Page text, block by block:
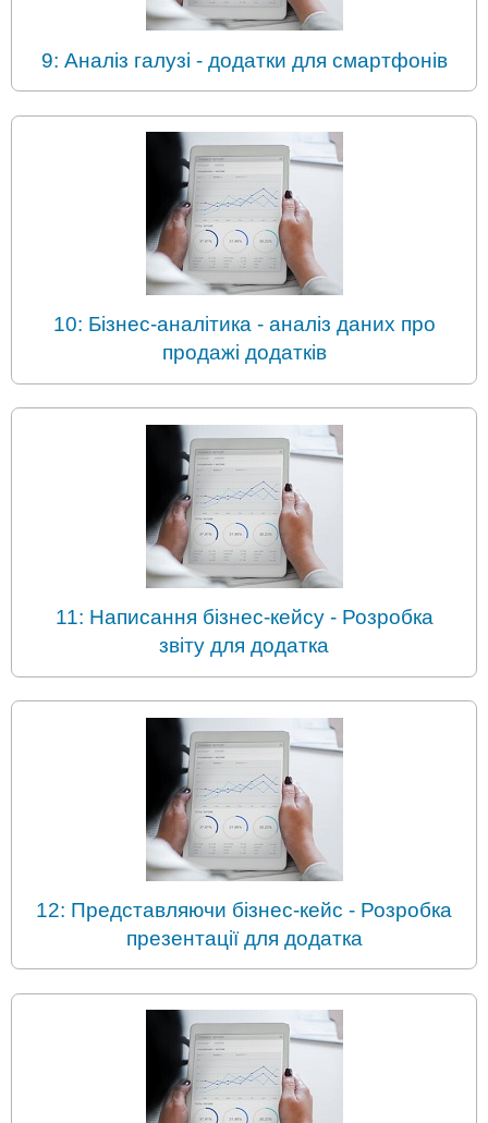
9: Аналіз галузі - додатки для смартфонів
10: Бізнес-аналітика - аналіз даних про
продажі додатків
11: Написання бізнес-кейсу - Розробка
звіту для додатка
12: Представляючи бізнес-кейс - Розробка
презентації для додатка